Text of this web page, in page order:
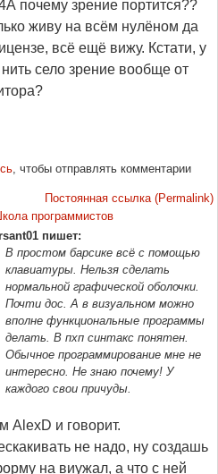
А почему зрение портится??
живу на всём нулёном да
всё ещё вижу. Кстати, у
нить село зрение вообще от
, чтобы отправлять комментарии
Постоянная ссылка (Permalink)
программистов
пишет:
В простом барсике всё с помощью
клавиатуры. Нельзя сделать
нормальной графической оболочки.
Почти дос. А в визуальном можно
вполне функциональные программы
делать. В пхп синтакс понятен.
Обычное программирование мне не
интересно. Не знаю почему! У
каждого свои причуды.
AlexD и говорит.
не надо, ну создашь
на виужал, а что с ней